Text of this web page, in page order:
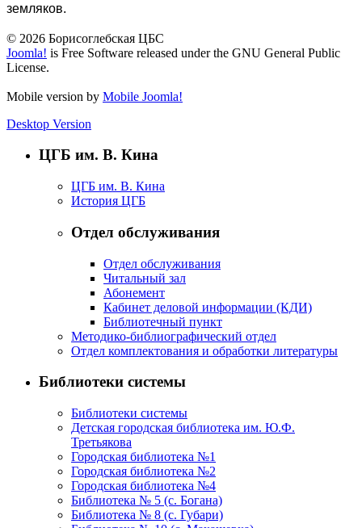
земляков.
© 2026 Борисоглебская ЦБС
Joomla! is Free Software released under the GNU General Public
License.
Mobile version by Mobile Joomla!
Desktop Version
ЦГБ им. В. Кина
ЦГБ им. В. Кина
История ЦГБ
Отдел обслуживания
Отдел обслуживания
Читальный зал
Абонемент
Кабинет деловой информации (КДИ)
Библиотечный пункт
Методико-библиографический отдел
Отдел комплектования и обработки литературы
Библиотеки системы
Библиотеки системы
Детская городская библиотека им. Ю.Ф.
Третьякова
Городская библиотека №1
Городская библиотека №2
Городская библиотека №4
Библиотека № 5 (с. Богана)
Библиотека № 8 (с. Губари)